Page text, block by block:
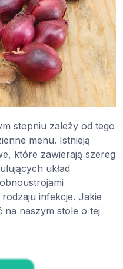
stopniu zależy od tego
menu. Istnieją
które zawierają szereg
układ
infekcje. Jakie
naszym stole o tej